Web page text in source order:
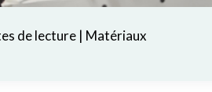
de lecture| Matériaux